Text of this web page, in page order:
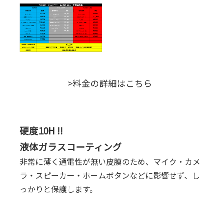
>料金の詳細はこちら
硬度10H !!
液体ガラスコーティング
非常に薄く通電性が無い皮膜のため、マイク・カメ
ラ・スピーカー・ホームボタンなどに影響せず、し
っかりと保護します。